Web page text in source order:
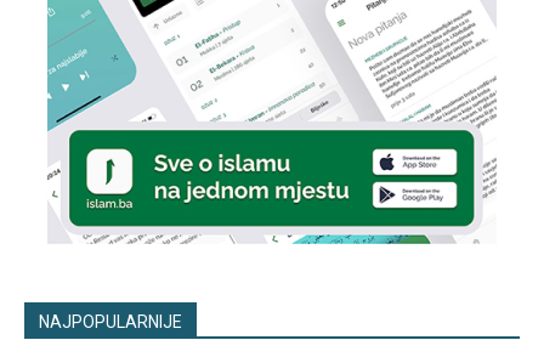
NAJPOPULARNIJE